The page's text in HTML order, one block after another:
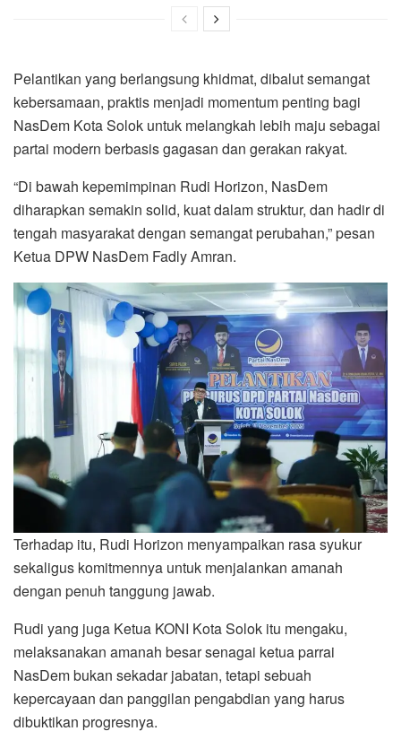
Pelantikan yang berlangsung khidmat, dibalut semangat
kebersamaan, praktis menjadi momentum penting bagi
NasDem Kota Solok untuk melangkah lebih maju sebagai
partai modern berbasis gagasan dan gerakan rakyat.
“Di bawah kepemimpinan Rudi Horizon, NasDem
diharapkan semakin solid, kuat dalam struktur, dan hadir di
tengah masyarakat dengan semangat perubahan,” pesan
Ketua DPW NasDem Fadly Amran.
Terhadap itu, Rudi Horizon menyampaikan rasa syukur
sekaligus komitmennya untuk menjalankan amanah
dengan penuh tanggung jawab.
Rudi yang juga Ketua KONI Kota Solok itu mengaku,
melaksanakan amanah besar senagai ketua parrai
NasDem bukan sekadar jabatan, tetapi sebuah
kepercayaan dan panggilan pengabdian yang harus
dibuktikan progresnya.